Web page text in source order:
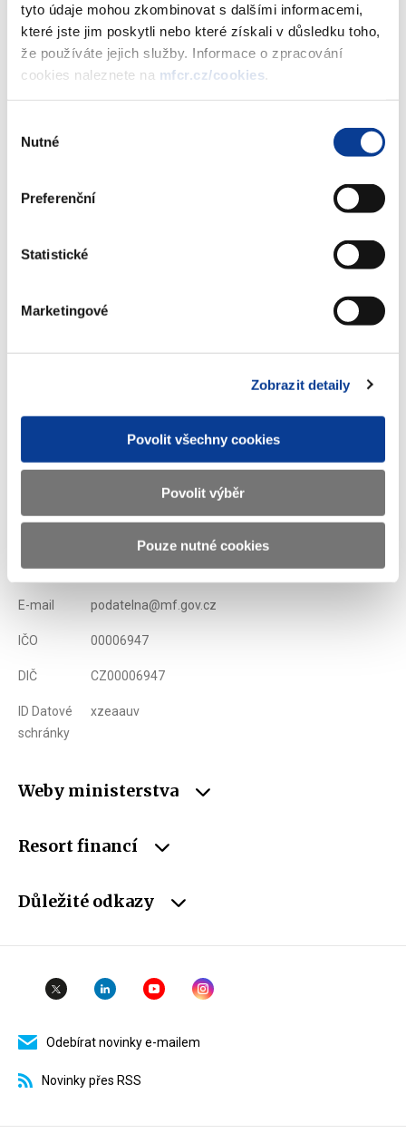
tyto údaje mohou zkombinovat s dalšími informacemi,
které jste jim poskytli nebo které získali v důsledku toho,
že používáte jejich služby. Informace o zpracování
cookies naleznete na mfcr.cz/cookies
souhlasu
Nutné
Preferenční
Statistické
Marketingové
Zobrazit detaily
Povolit všechny cookies
Povolit výběr
Pouze nutné cookies
Dokumenty ke stažení
Telefon +420 257 041 111
E-mail podatelna@mf.gov.cz
IČO 00006947
DIČ CZ00006947
ID Datové
schránky
xzeaauv
Weby ministerstva
Resort financí
Důležité odkazy
Odebírat novinky e-mailem
Novinky přes RSS